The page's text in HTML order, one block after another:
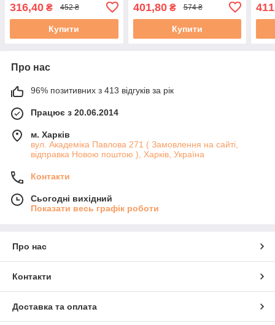
316,40 ₴ 452 ₴
Купити
401,80₴ 574 ₴
Купити
Про нас
96% позитивних з 413 відгуків за рік
Працює з 20.06.2014
м. Харків
вул. Академіка Павлова 271 ( Замовлення на сайті,
відправка Новою поштою ), Харків, Україна
Контакти
Сьогодні вихідний
Показати весь графік роботи
Про нас
Контакти
Доставка та оплата